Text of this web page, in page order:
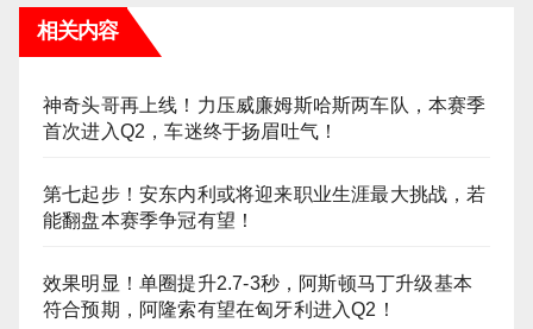
相关内容
神奇头哥再上线！力压威廉姆斯哈斯两车队，本赛季
首次进入Q2，车迷终于扬眉吐气！
第七起步！安东内利或将迎来职业生涯最大挑战，若
能翻盘本赛季争冠有望！
效果明显！单圈提升2.7-3秒，阿斯顿马丁升级基本
符合预期，阿隆索有望在匈牙利进入Q2！